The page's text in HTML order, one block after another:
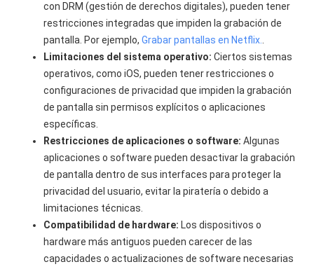
con DRM (gestión de derechos digitales), pueden tener
restricciones integradas que impiden la grabación de
pantalla. Por ejemplo,Grabar pantallas en Netflix.
Limitaciones del sistema operativo: Ciertos sistemas
operativos, como iOS, pueden tener restricciones o
configuraciones de privacidad que impiden la grabación
de pantalla sin permisos explícitos o aplicaciones
específicas.
Restricciones de aplicaciones o software: Algunas
aplicaciones o software pueden desactivar la grabación
de pantalla dentro de sus interfaces para proteger la
privacidad del usuario, evitar la piratería o debido a
limitaciones técnicas.
Compatibilidad de hardware: Los dispositivos o
hardware más antiguos pueden carecer de las
capacidades o actualizaciones de software necesarias